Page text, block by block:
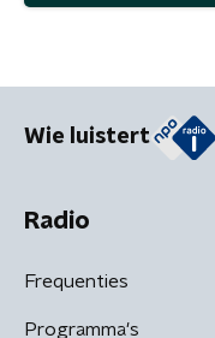
Wie luistert
Radio
Frequenties
Programma's